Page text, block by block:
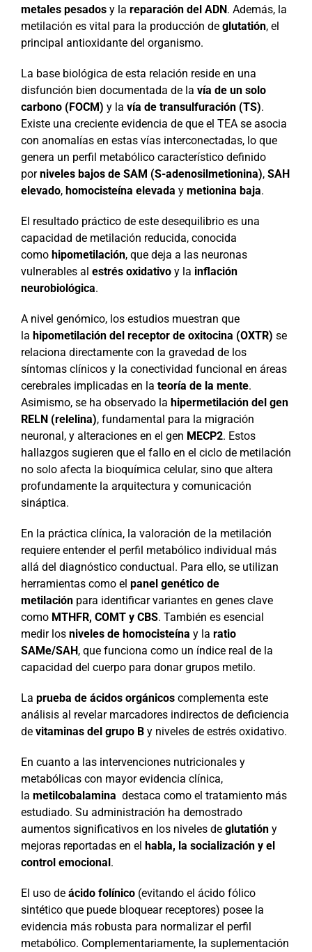
metales pesadosy la reparación del ADN. Además, la
metilación es vital para la producción de glutatión, el
principal antioxidante del organismo.
La base biológica de esta relación reside en una
disfunción bien documentada de la vía de un solo
carbono (FOCM) y la vía de transulfuración (TS).
Existe una creciente evidencia de que el TEA se asocia
con anomalías en estas vías interconectadas, lo que
genera un perfil metabólico característico definido
porniveles bajos de SAM (S-adenosilmetionina), SAH
elevado, homocisteína elevada y metionina baja.
El resultado práctico de este desequilibrio es una
capacidad de metilación reducida, conocida
como hipometilación, que deja a las neuronas
vulnerables al estrés oxidativoy la inflación
neurobiológica.
A nivel genómico, los estudios muestran que
la hipometilación del receptor de oxitocina (OXTR) se
relaciona directamente con la gravedad de los
síntomas clínicos y la conectividad funcional en áreas
cerebrales implicadas en la teoría de la mente.
Asimismo, se ha observado la hipermetilación del gen
RELN (relelina), fundamental para la migración
neuronal, y alteraciones en el gen MECP2. Estos
hallazgos sugieren que el fallo en el ciclo de metilación
no solo afecta la bioquímica celular, sino que altera
profundamente la arquitectura y comunicación
sináptica.
En la práctica clínica, la valoración de la metilación
requiere entender el perfil metabólico individual más
allá del diagnóstico conductual. Para ello, se utilizan
herramientas como el panel genético de
metilaciónpara identificar variantes en genes clave
como MTHFR, COMT y CBS. También es esencial
medir los niveles de homocisteína y la ratio
SAMe/SAH, que funciona como un índice real de la
capacidad del cuerpo para donar grupos metilo.
La prueba de ácidos orgánicoscomplementa este
análisis al revelar marcadores indirectos de deficiencia
de vitaminas del grupo By niveles de estrés oxidativo.
En cuanto a las intervenciones nutricionales y
metabólicas con mayor evidencia clínica,
la metilcobalamina destaca como el tratamiento más
estudiado. Su administración ha demostrado
aumentos significativos en los niveles de glutatióny
mejoras reportadas en el habla, la socialización y el
control emocional.
El uso de ácido folínico(evitando el ácido fólico
sintético que puede bloquear receptores) posee la
evidencia más robusta para normalizar el perfil
metabólico. Complementariamente, la suplementación